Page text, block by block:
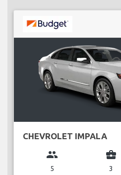
CHEVROLET IMPALA
group
5
business_center
3